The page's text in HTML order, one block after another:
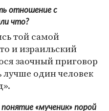
отношение с
что?
той самой
и израильский
заочный приговор
лучше один человек
«мученик» порой